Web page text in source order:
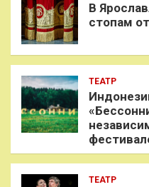
В
стопам
ТЕАТР
ТЕАТР